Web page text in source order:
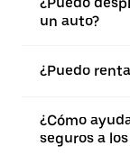
un auto?
¿Puedo
¿Cómo
seguros a